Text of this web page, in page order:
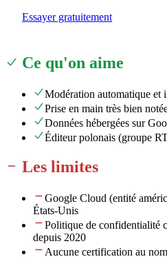
Essayer gratuitement
Ce qu'on aime
Modération automatique et
Prise en main très bien
Données hébergées sur
Éditeur polonais (groupe
Les limites
Google Cloud (entité
États-Unis
Politique de confidentialité
depuis 2020
Aucune certification au